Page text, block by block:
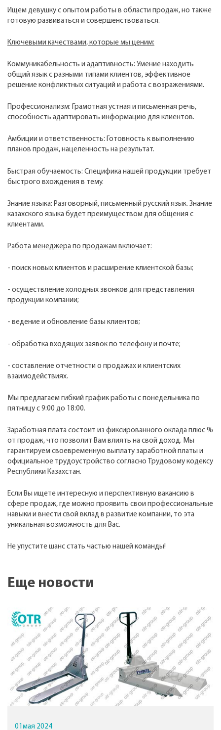
Ищем девушку с опытом работы в области продаж, но также
готовую развиваться и совершенствоваться.
Ключевыми качествами, которые мы ценим:
Коммуникабельность и адаптивность: Умение находить
общий язык с разными типами клиентов, эффективное
решение конфликтных ситуаций и работа с возражениями.
Профессионализм: Грамотная устная и письменная речь,
способность адаптировать информацию для клиентов.
Амбиции и ответственность: Готовность к выполнению
планов продаж, нацеленность на результат.
Быстрая обучаемость: Специфика нашей продукции требует
быстрого вхождения в тему.
Знание языка: Разговорный, письменный русский язык. Знание
казахского языка будет преимуществом для общения с
клиентами.
Работа менеджера по продажам включает:
- поиск новых клиентов и расширение клиентской базы;
- осуществление холодных звонков для представления
продукции компании;
- ведение и обновление базы клиентов;
- обработка входящих заявок по телефону и почте;
- составление отчетности о продажах и клиентских
взаимодействиях.
Мы предлагаем гибкий график работы с понедельника по
пятницу с 9:00 до 18:00.
Заработная плата состоит из фиксированного оклада плюс %
от продаж, что позволит Вам влиять на свой доход. Мы
гарантируем своевременную выплату заработной платы и
официальное трудоустройство согласно Трудовому кодексу
Республики Казахстан.
Если Вы ищете интересную и перспективную вакансию в
сфере продаж, где можно проявить свои профессиональные
навыки и внести свой вклад в развитие компании, то эта
уникальная возможность для Вас.
Не упустите шанс стать частью нашей команды!
Еще новости
01мая 2024